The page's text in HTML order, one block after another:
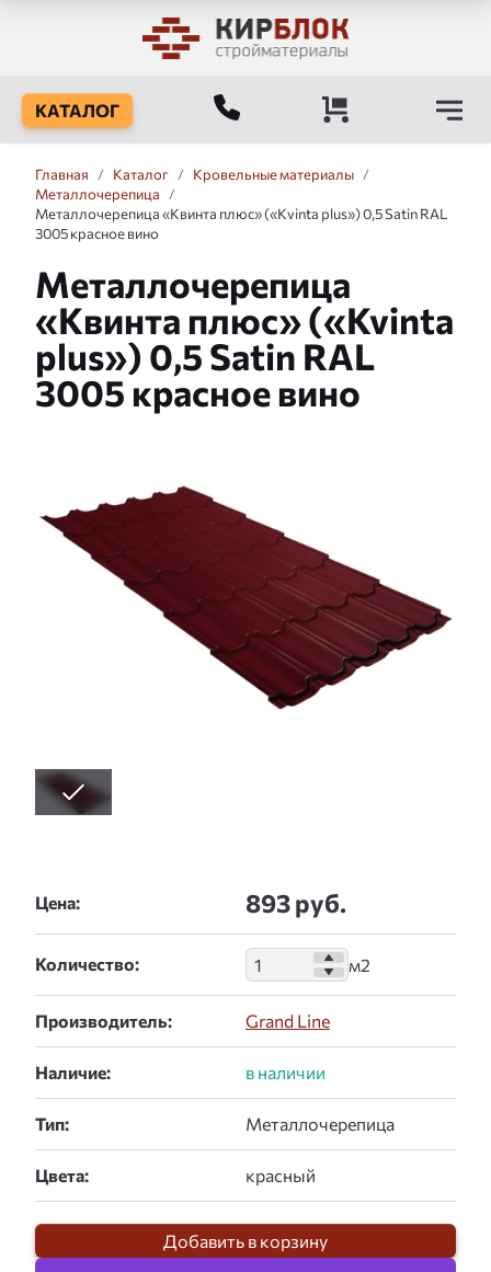
КАТАЛОГ
Главная / Каталог / Кровельные материалы /
Металлочерепица
/
Металлочерепица «Квинта плюс» («Kvinta plus») 0,5 Satin RAL
3005 красное вино
Металлочерепица
«Квинта плюс» («Kvinta
plus») 0,5 Satin RAL
3005 красное вино
Цена: 893 руб.
Количество:
Производитель: Grand Line
Наличие:
Тип:
Цвета:
Добавить в корзину